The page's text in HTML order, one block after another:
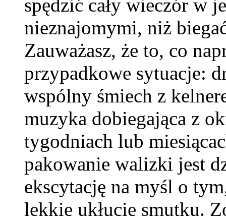
spędzić cały wieczór w
nieznajomymi, niż
Zauważasz, że to, co
przypadkowe sytuacje:
wspólny śmiech z
muzyka dobiegająca z
tygodniach lub
pakowanie walizki jest
ekscytację na myśl o
lekkie ukłucie smutku.